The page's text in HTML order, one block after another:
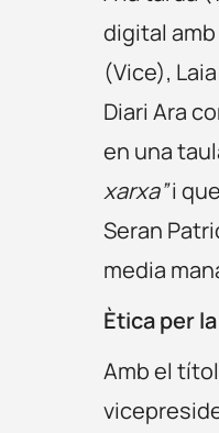
digital
(Vice),
Diari Ara
en una
xarxa”i
Seran
media
Ètica per
Amb el títol